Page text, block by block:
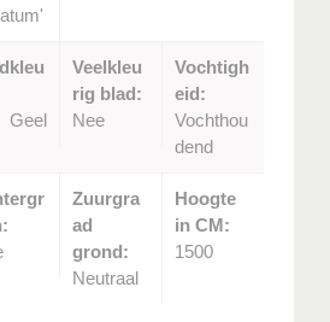
Geel
Veelkleu
rig blad:
Nee
Vochtigh
eid:
Vochthou
dend
Zuurgra
ad
grond:
Neutraal
Hoogte
in CM:
1500